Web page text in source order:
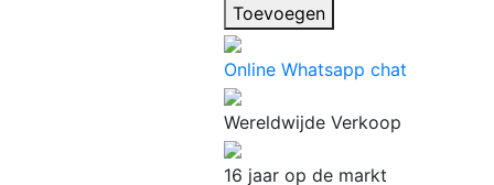
Toevoegen
Online Whatsapp chat
Wereldwijde Verkoop
16 jaar op de markt